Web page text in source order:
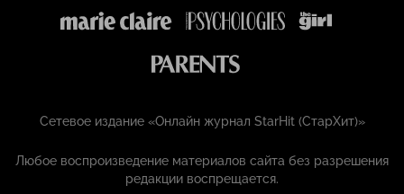
Сетевое издание «Онлайн журнал StarHit (СтарХит)»
Любое воспроизведение материалов сайта без разрешения
редакции воспрещается.